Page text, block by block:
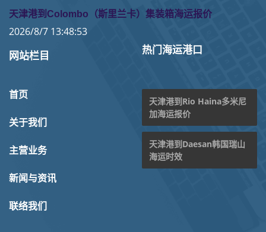
天津港到Colombo（斯里兰卡）集装箱海运报价
2026/8/7 13:48:53
网站栏目
首页
关于我们
主营业务
新闻与资讯
联络我们
热门海运港口
天津港到Rio Haina多米尼
加海运报价
天津港到Daesan韩国瑞山
海运时效